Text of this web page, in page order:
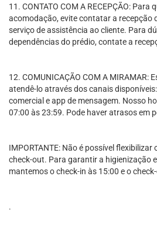
11. CONTATO COM A RECEPÇÃO:
acomodação, evite contatar a recepção
serviço de assistência ao cliente. Para
dependências do prédio, contate a
12. COMUNICAÇÃO COM A MIRAMAR:
atendê-lo através dos canais
comercial e app de mensagem. Nosso
07:00 às 23:59. Pode haver atrasos em
IMPORTANTE: Não é possível flexibilizar
check-out. Para garantir a higienização
mantemos o check-in às 15:00 e o
.